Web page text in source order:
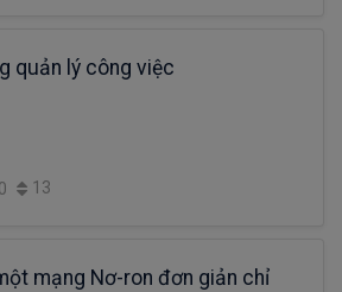
quản lý công việc
0 13
mạng Nơ-ron đơn giản chỉ